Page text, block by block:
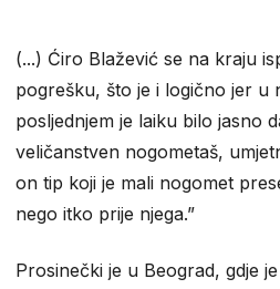
(...) Ćiro Blažević se na kraju
pogrešku, što je i logično jer u
posljednjem je laiku bilo jasno
veličanstven nogometaš,
on tip koji je mali nogomet
nego itko prije njega.”
Prosinečki je u Beograd, gdje